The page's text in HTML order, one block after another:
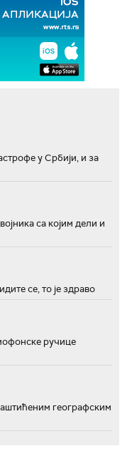
у Србији, и за
са којим дели и
се, то је здраво
ручице
географским